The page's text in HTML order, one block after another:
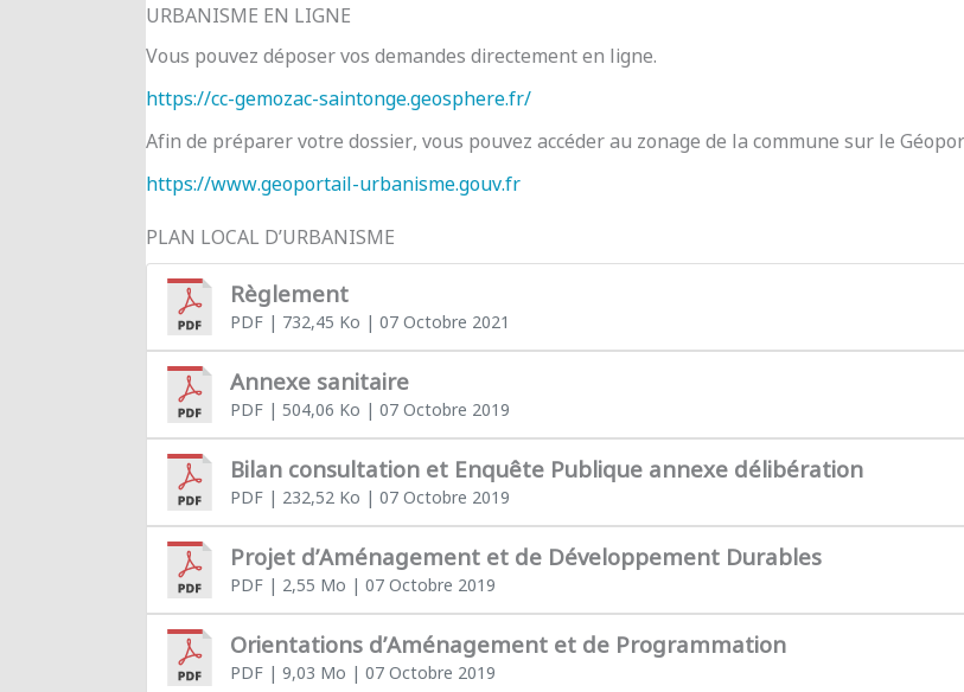
URBANISME EN LIGNE
Vous pouvez déposer vos demandes directement en ligne.
https://cc-gemozac-saintonge.geosphere.fr/
Afin de préparer votre dossier, vous pouvez accéder au zonage de la commune sur le
https://www.geoportail-urbanisme.gouv.fr
PLAN LOCAL D’URBANISME
Règlement
PDF| 732,45 Ko | 07 Octobre 2021
Annexe sanitaire
PDF| 504,06 Ko | 07 Octobre 2019
Bilan consultation et Enquête Publique annexe délibération
PDF| 232,52 Ko | 07 Octobre 2019
Projet d’Aménagement et de Développement Durables
PDF| 2,55 Mo | 07 Octobre 2019
Orientations d’Aménagement et de Programmation
PDF| 9,03 Mo | 07 Octobre 2019